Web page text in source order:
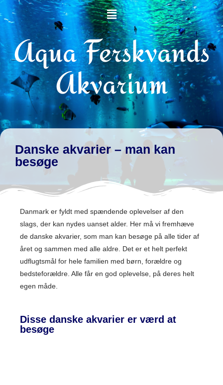
Aqua Ferskvands
Akvarium
Danske akvarier – man kan
besøge
Danmark er fyldt med spændende oplevelser af den
slags, der kan nydes uanset alder. Her må vi fremhæve
de danske akvarier, som man kan besøge på alle tider af
året og sammen med alle aldre. Det er et helt perfekt
udflugtsmål for hele familien med børn, forældre og
bedsteforældre. Alle får en god oplevelse, på deres helt
egen måde.
Disse danske akvarier er værd at
besøge